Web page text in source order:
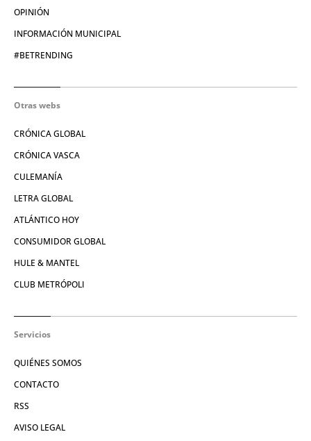
OPINIÓN
INFORMACIÓN MUNICIPAL
#BETRENDING
Otras webs
CRÓNICA GLOBAL
CRÓNICA VASCA
CULEMANÍA
LETRA GLOBAL
ATLÁNTICO HOY
CONSUMIDOR GLOBAL
HULE & MANTEL
CLUB METRÓPOLI
Servicios
QUIÉNES SOMOS
CONTACTO
RSS
AVISO LEGAL